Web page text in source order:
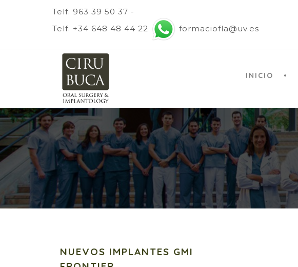
Telf. 963 39 50 37 -
Telf. +34 648 48 44 22
formaciofla@uv.es
INICIO
NUEVOS IMPLANTES GMI